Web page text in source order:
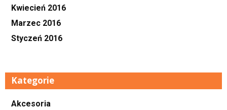
Kwiecień 2016
Marzec 2016
Styczeń 2016
Kategorie
Akcesoria